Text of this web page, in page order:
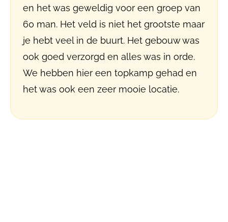
en het was geweldig voor een groep van
60 man. Het veld is niet het grootste maar
je hebt veel in de buurt. Het gebouw was
ook goed verzorgd en alles was in orde.
We hebben hier een topkamp gehad en
het was ook een zeer mooie locatie.